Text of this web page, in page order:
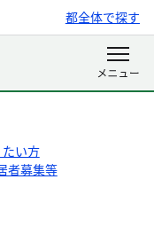
都全体で探す
い方
者募集等